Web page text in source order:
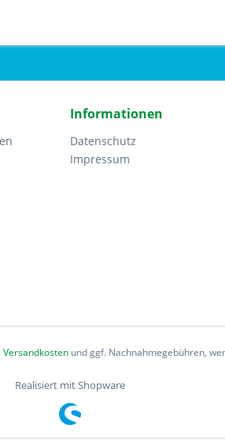
Informationen
Datenschutz
Impressum
Versandkostenund ggf. Nachnahmegebühren,
Realisiert mit Shopware